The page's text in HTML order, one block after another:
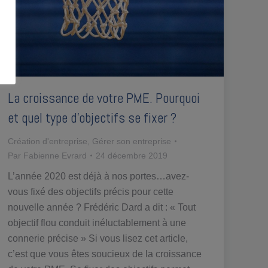
La croissance de votre PME. Pourquoi
et quel type d’objectifs se fixer ?
Création d'entreprise, Gérer son entreprise
Par Fabienne Evrard 24 décembre 2019
L’année 2020 est déjà à nos portes…avez-
vous fixé des objectifs précis pour cette
nouvelle année ? Frédéric Dard a dit : « Tout
objectif flou conduit inéluctablement à une
connerie précise » Si vous lisez cet article,
c’est que vous êtes soucieux de la croissance